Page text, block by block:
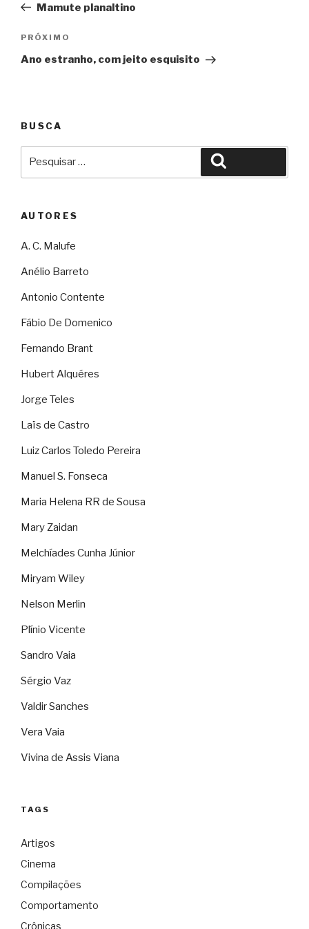
Post
Mamute planaltino
Próximo
PRÓXIMO
Ano estranho, com jeito esquisito
BUSCA
AUTORES
A. C. Malufe
Anélio Barreto
Antonio Contente
Fábio De Domenico
Fernando Brant
Hubert Alquéres
Jorge Teles
Laïs de Castro
Luiz Carlos Toledo Pereira
Manuel S. Fonseca
Maria Helena RR de Sousa
Mary Zaidan
Melchíades Cunha Júnior
Miryam Wiley
Nelson Merlin
Plínio Vicente
Sandro Vaia
Sérgio Vaz
Valdir Sanches
Vera Vaia
Vivina de Assis Viana
TAGS
Artigos
Cinema
Compilações
Comportamento
Crônicas